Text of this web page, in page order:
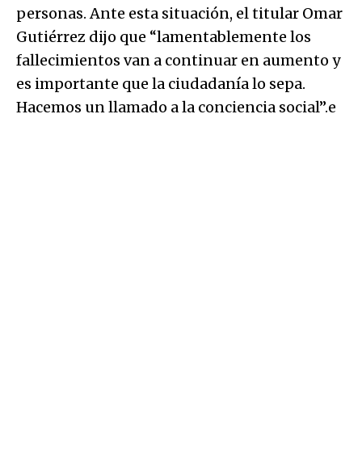
personas. Ante esta situación, el titular Omar
Gutiérrez dijo que “lamentablemente los
fallecimientos van a continuar en aumento y
es importante que la ciudadanía lo sepa.
Hacemos un llamado a la conciencia social”.e